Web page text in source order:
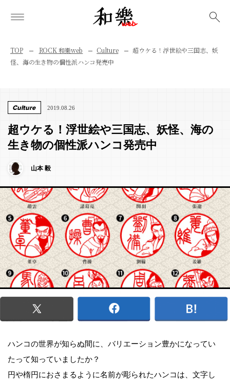
TOP ROCK 和樂web Culture
超ウケる！浮世絵や三国志、妖
怪、海の生き物の個性派ハンコ発売中
Culture 2019.08.26
超ウケる！浮世絵や三国志、妖怪、海の
生き物の個性派ハンコ発売中
山本 毅
ハンコの世界が知らぬ間に、バリエーション豊かになってい
たって知っていましたか？
円や楕円におさまるように名前が彫られたハンコは、文字し